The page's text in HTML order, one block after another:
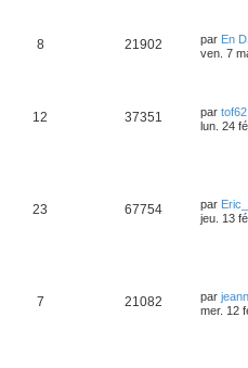
8 21902 par En
ven. 7
12 37351 par tof62
lun. 24
23 67754 par
jeu. 13
7 21082 par
mer. 12